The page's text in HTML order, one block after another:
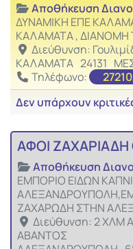
Αποθήκευση
ΔΥΝΑΜΙΚΗ ΕΠΕ
ΚΑΛΑΜΑΤΑ , ΔΙΑΝΟΜΗ
Διεύθυνση:
ΚΑΛΑΜΑΤΑ 24131
Τηλέφωνο:
Δεν υπάρχουν
ΑΦΟΙ ΖΑΧΑΡΙΑΔΗ
Αποθήκευση
ΕΜΠΟΡΙΟ ΕΙΔΩΝ
ΖΑΧΑΡΩΔΗ ΣΤΗΝ
Διεύθυνση: 2 ΧΛΜ
ΑΒΑΝΤΟΣ